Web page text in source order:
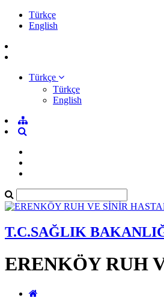
Türkçe
English
Türkçe
Türkçe
English
T.C.SAĞLIK
ERENKÖY RUH